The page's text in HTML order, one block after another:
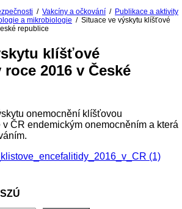
/ Vakcíny a očkování / Publikace a aktivity
a mikrobiologie / Situace ve výskytu klíšťové
republice
klíšťové
2016 v České
onemocnění klíšťovou
ČR endemickým onemocněním a která
(1)